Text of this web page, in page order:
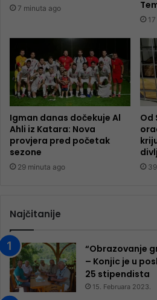
7 minuta ago
Igman danas dočekuje Al
Ahli iz Katara: Nova
provjera pred početak
sezone
29 minuta ago
Od
Najčitanije
“Obrazovanje
– Konjic je u
25 ​​stipendista
15. Februara 2023.